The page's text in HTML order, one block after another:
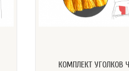
КОМПЛЕКТ УГОЛКОВ